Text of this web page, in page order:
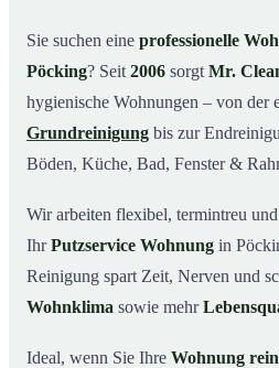
03Warum Mr. Cleaner in Pöcking?
04So funktioniert’s
05Typische Anlässe für eine
08So reinigen unsere Profis
Pöcking
Sie suchen eine professionelle
Pöcking? Seit 2006 sorgt Mr.
hygienische Wohnungen – von der
Grundreinigung bis zur
Böden, Küche, Bad, Fenster &
Wir arbeiten flexibel, termintreu
IhrPutzservice Wohnung in
Reinigung spart Zeit, Nerven und
Wohnklima sowie mehr
Ideal, wenn Sie Ihre Wohnung